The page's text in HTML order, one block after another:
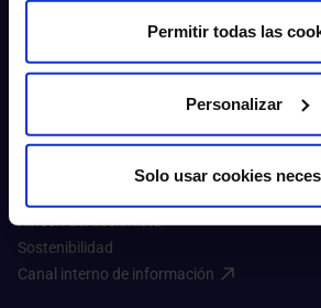
Permitir todas las
Personalizar
Solo usar cookies
Quiénes somos​
Excelencia en calidad​
Rincón del accionista​
Sostenibilidad​
Canal interno de información​